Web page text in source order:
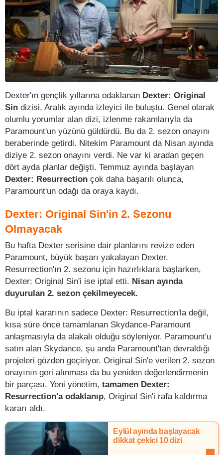
Dexter'ın gençlik yıllarına odaklanan Dexter: Original
Sin dizisi, Aralık ayında izleyici ile buluştu. Genel olarak
olumlu yorumlar alan dizi, izlenme rakamlarıyla da
Paramount'un yüzünü güldürdü. Bu da 2. sezon onayını
beraberinde getirdi. Nitekim Paramount da Nisan ayında
diziye 2. sezon onayını verdi. Ne var ki aradan geçen
dört ayda planlar değişti. Temmuz ayında başlayan
Dexter: Resurrection çok daha başarılı olunca,
Paramount'un odağı da oraya kaydı.
Dexter: Original Sin'in 2. Sezonu
Olmayacak
Bu hafta Dexter serisine dair planlarını revize eden
Paramount, büyük başarı yakalayan Dexter.
Resurrection'ın 2. sezonu için hazırlıklara başlarken,
Dexter: Original Sin'i ise iptal etti. Nisan ayında
duyurulan 2. sezon çekilmeyecek.
Bu iptal kararının sadece Dexter: Resurrection'la değil,
kısa süre önce tamamlanan Skydance-Paramount
anlaşmasıyla da alakalı olduğu söyleniyor. Paramount'u
satın alan Skydance, şu anda Paramount'tan devraldığı
projeleri gözden geçiriyor. Original Sin'e verilen 2. sezon
onayının geri alınması da bu yeniden değerlendirmenin
bir parçası. Yeni yönetim, tamamen Dexter:
Resurrection'a odaklanıp, Original Sin'i rafa kaldırma
kararı aldı.
Eylül ayında başlayacak
dikkat çekici 10 dizi